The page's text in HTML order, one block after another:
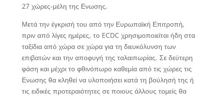
27 χώρες-μέλη της Ενωσης.
Μετά την έγκρισή του από την Ευρωπαϊκή Επιτροπή,
πριν από λίγες ημέρες, το ECDC χρησιμοποιείται ήδη στα
ταξίδια από χώρα σε χώρα για τη διευκόλυνση των
επιβατών και την αποφυγή της ταλαιπωρίας. Σε δεύτερη
φάση και μέχρι το φθινόπωρο καθεμία από τις χώρες τις
Ενωσης θα κληθεί να υλοποιήσει κατά τη βούλησή της ή
τις ειδικές προτεραιότητες σε ποιους άλλους τομείς θα